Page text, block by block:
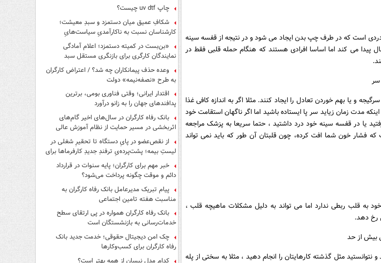
دردی است که در طرف چپ بدن ایجاد می شود و در نتیجه از قفسه سینه
پیدا می کند اما اساسا افرادی هستند که هنگام حمله قلبی فقط در
و یا بهم خوردن تعادل را ایجاد کنند. مثلا اگر به اندازه کافی غذا
مدت زمان زیاید سر پا ایستاده باشید اما اگر ناگهان استقامت خود
یا در قفسه سینه خود درد داشتید ، حتما سریعا به پزشک مراجعه
که فشار خون شما افت کرده، چون قلبتان آن طور که باید نمی تواند
به قلب ربطی ندارد اما می تواند به دلیل مشکلات ماهیچه قلب ،
رخ دهد.
مثل گذشته کارهایتان را انجام دهید ، مثلا به سختی از پله
چاپ uv dtf چیست؟
شکافِ عمیق میان دستمزد و سبدِ معیشت؛
کارشناسان نسبت به ناکارآمدیِ سیاست‌هایِ
حمایتی هشدار دادند
«بن‌بست در کمیته دستمزد؛ اعلام آمادگی
نمایندگان کارگری برای بازنگری مستقل سبد
وعده حذف پیمانکاران چه شد؟ / اعتراض کارگران
به طرح «نصفه‌نیمه» دولت
اقتدار ایرانی؛ وقتی فناوری بومی، برترین
پدافندهای جهان را به زانو درآورد
بانک رفاه کارگران در سال‌های اخیر گام‌های
اثربخشی در مسیر حمایت از نظام آموزش عالی
برداشته است
از نقص‌عضو در پایِ دستگاه تا تحقیرِ شغلی در
لیستِ بیمه؛ پشت‌پرده‌یِ ترفندِ جدیدِ کارفرماها برای
فرار از قانون چیست؟
خبر مهم برای کارگران؛ پایه سنوات در قرارداد
دائم و موقت چگونه پرداخت می‌شود؟
پیام تبریک مدیرعامل بانک رفاه کارگران به
مناسبت هفته تامین اجتماعی
بانک رفاه کارگران همواره در پی ارتقای سطح
خدمات‌رسانی به بازنشستگان است
چک امن دیجیتال حقوقی؛ خدمت جدید بانک
رفاه کارگران برای کسب‌وکارها
کدام مدل نیسان از همه بهتر است؟